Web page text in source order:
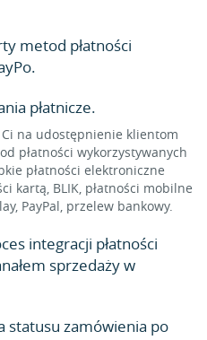
metod płatności
płatnicze.
na udostępnienie klientom
płatności wykorzystywanych
płatności elektroniczne
kartą, BLIK, płatności mobilne
PayPal, przelew bankowy.
integracji płatności
sprzedaży w
statusu zamówienia po